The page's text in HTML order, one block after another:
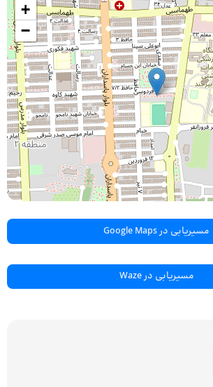
+
−
مسیریابی در Google Maps
مسیریابی در Waze